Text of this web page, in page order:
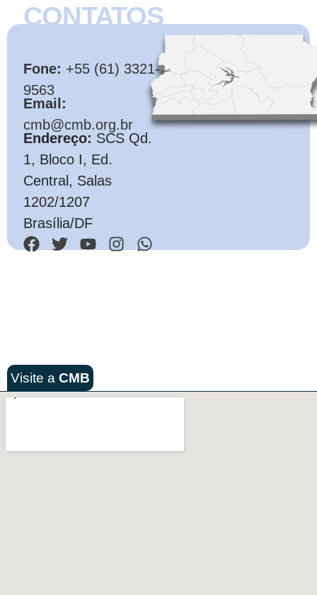
CONTATOS
Fone: +55 (61) 3321-
9563
Email:
cmb@cmb.org.br
Endereço: SCS Qd.
1, Bloco I, Ed.
Central, Salas
1202/1207
Brasília/DF
Visite a CMB